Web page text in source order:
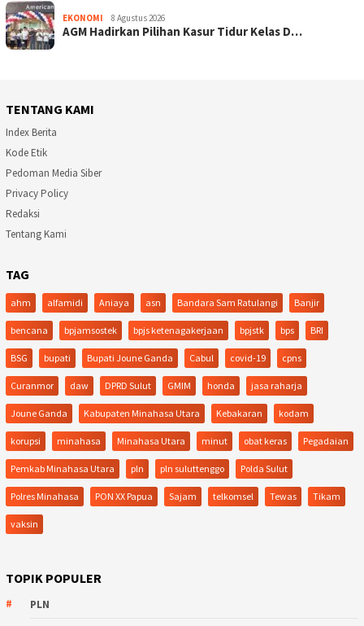
EKONOMI 8 Agustus 2026
AGM Hadirkan Pilihan Kasur Tidur Kelas D…
TENTANG KAMI
Index Berita
Kode Etik
Pedoman Media Siber
Privacy Policy
Redaksi
Tentang Kami
TAG
ahm alfamidi Aniaya asn Bandara Sam Ratulangi Banjir
bencana bpjamsostek bpjs ketenagakerjaan bpjstk bps BRI
BSG bupati Bupati Joune Ganda Cabul covid-19 cpns
Curanmor daw DPRD Sulut GMIM honda jasa raharja
Joune Ganda Kabupaten Minahasa Utara Kebakaran kodam
korupsi minahasa Minahasa Utara minut obat keras Pegadaian
Pemkab Minahasa Utara pln pln suluttenggo Polda Sulut
Polres Minahasa PON XX Papua Sajam telkomsel Tewas Tikam
vaksin
TOPIK POPULER
PLN